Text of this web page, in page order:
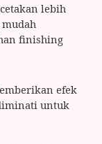
lebih
finishing
efek
untuk